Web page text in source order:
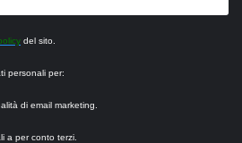
del sito.
personali per:
di email marketing.
a per conto terzi.